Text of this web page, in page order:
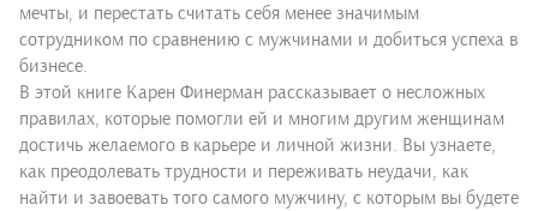
мечты, и перестать считать себя менее значимым
сотрудником по сравнению с мужчинами и добиться успеха в
бизнесе.
В этой книге Карен Финерман рассказывает о несложных
правилах, которые помогли ей и многим другим женщинам
достичь желаемого в карьере и личной жизни. Вы узнаете,
как преодолевать трудности и переживать неудачи, как
найти и завоевать того самого мужчину, с которым вы будете